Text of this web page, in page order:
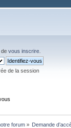
de vous inscrire
de la session
forum» Demande